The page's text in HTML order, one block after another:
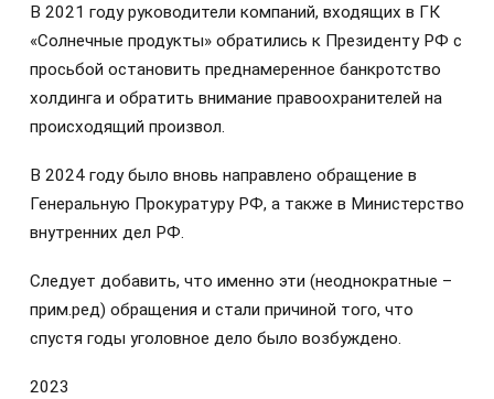
В 2021 году руководители компаний, входящих в ГК
«Солнечные продукты» обратились к Президенту РФ с
просьбой остановить преднамеренное банкротство
холдинга и обратить внимание правоохранителей на
происходящий произвол.
В 2024 году было вновь направлено обращение в
Генеральную Прокуратуру РФ, а также в Министерство
внутренних дел РФ.
Следует добавить, что именно эти (неоднократные –
прим.ред) обращения и стали причиной того, что
спустя годы уголовное дело было возбуждено.
2023